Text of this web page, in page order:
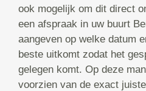
ook mogelijk om dit direct
een afspraak in uw buurt
aangeven op welke datum
beste uitkomt zodat het
gelegen komt. Op deze
voorzien van de exact